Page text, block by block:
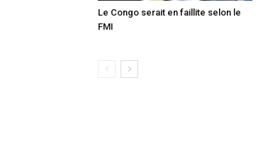
Le Congo serait en faillite selon le
FMI